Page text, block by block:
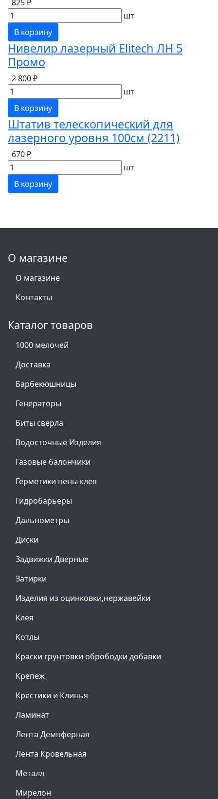
825 ₽
шт
В корзину
Нивелир лазерный Elitech ЛН 5
Промо
2 800 ₽
шт
В корзину
Штатив телескопический для
лазерного уровня 100см (2211)
670 ₽
шт
В корзину
О магазине
О магазине
Контакты
Каталог товаров
1000 мелочей
Доставка
Барбекюшницы
Генераторы
Биты сверла
Водосточные Изделия
Газовые балончики
Герметики пены клея
Гидробарьеры
Дальнометры
Диски
Задвижки Дверные
Затирки
Изделия из оцинковки,нержавейки
Клея
Котлы
Краски грунтовки обрободки добавки
Крепеж
Крестики и Клинья
Ламинат
Лента Демпферная
Лента Кровельная
Металл
Мирелон